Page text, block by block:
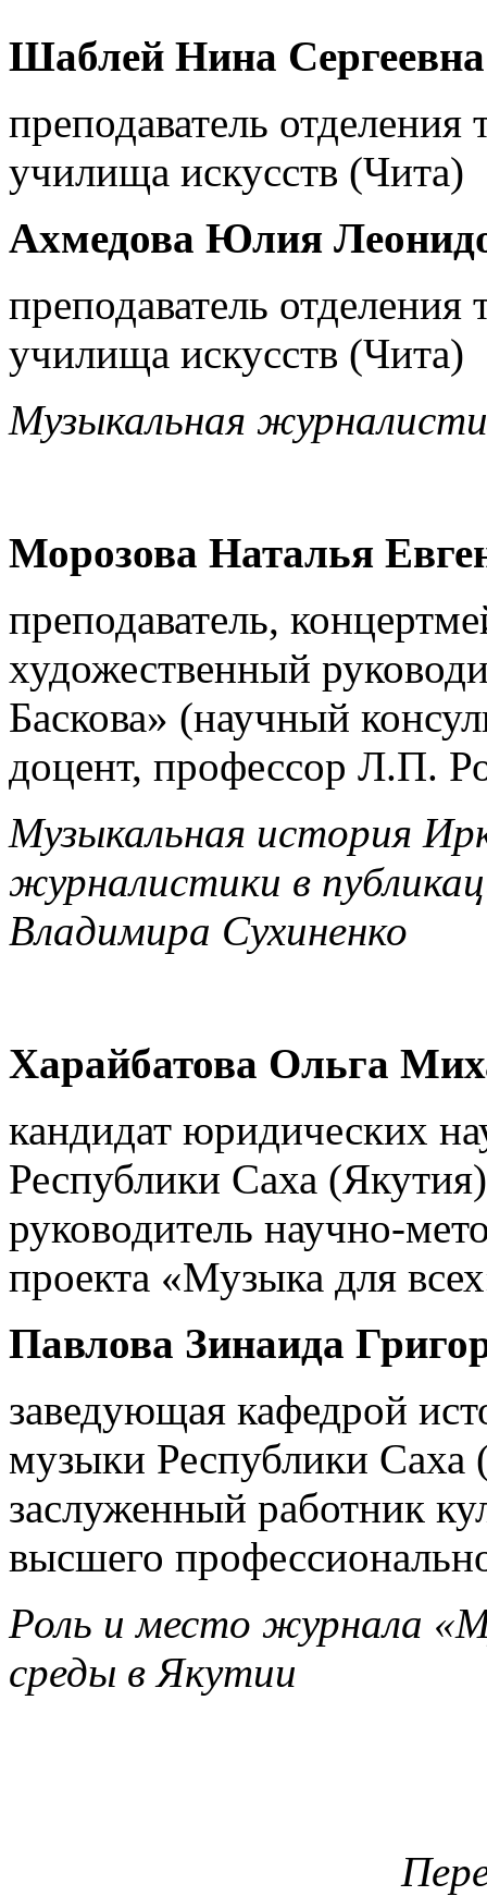
Шаблей Нина Сергеевна
преподаватель
училища искусств (Чита)
Ахмедова Юлия
преподаватель
училища искусств (Чита)
Музыкальная
Морозова Наталья
преподаватель,
художественный
Баскова» (научный
доцент, профессор Л.П.
Музыкальная история
журналистики в
Владимира Сухиненко
Харайбатова Ольга
кандидат юридических
Республики Саха
руководитель научно-
проекта «Музыка для
Павлова Зинаида
заведующая кафедрой
музыки Республики
заслуженный работник
высшего
Роль и место журнала
среды в Якутии